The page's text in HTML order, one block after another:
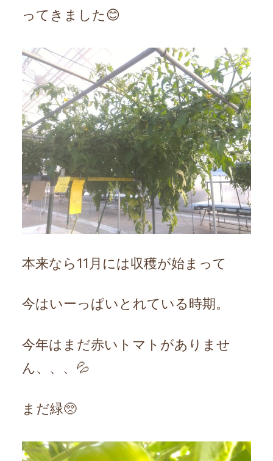
ってきました😊
本来なら11月には収穫が始まって
今はいーっぱいとれている時期。
今年はまだ赤いトマトがありませ
ん、、、💦
まだ緑🥺